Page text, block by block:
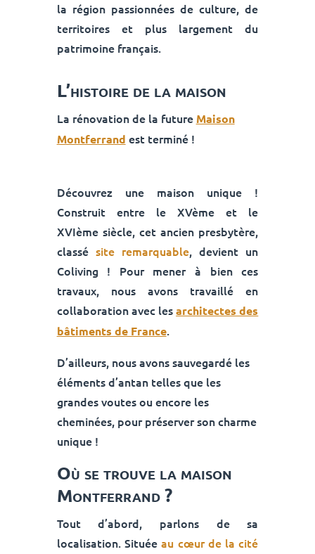
la région passionnées de culture, de
territoires et plus largement du
patrimoine français.
L’histoire de la maison
La rénovation de la future Maison
Montferrand est terminé !
Découvrez une maison unique !
Construit entre le XVème et le
XVIème siècle, cet ancien presbytère,
classé site remarquable, devient un
Coliving ! Pour mener à bien ces
travaux, nous avons travaillé en
collaboration avec lesarchitectes des
bâtiments de France.
D’ailleurs, nous avons sauvegardé les
éléments d’antan telles que les
grandes voutes ou encore les
cheminées, pour préserver son charme
unique !
Où se trouve la maison
Montferrand ?
Tout d’abord, parlons de sa
localisation. Situéeau cœur de la cité